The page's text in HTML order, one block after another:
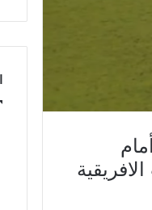
انقاد المنتخب الوطني التونسي الى هزيمة مفاجئة بنتيجة 1 – 0 أمام